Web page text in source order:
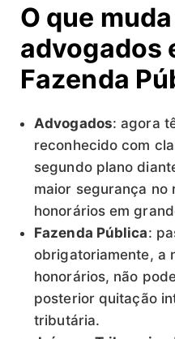
O que
advogados
Fazenda
Advogados: agora
reconhecido com
segundo plano
maior segurança no
honorários em
Fazenda Pública:
obrigatoriamente, a
honorários, não
posterior quitação
tributária.